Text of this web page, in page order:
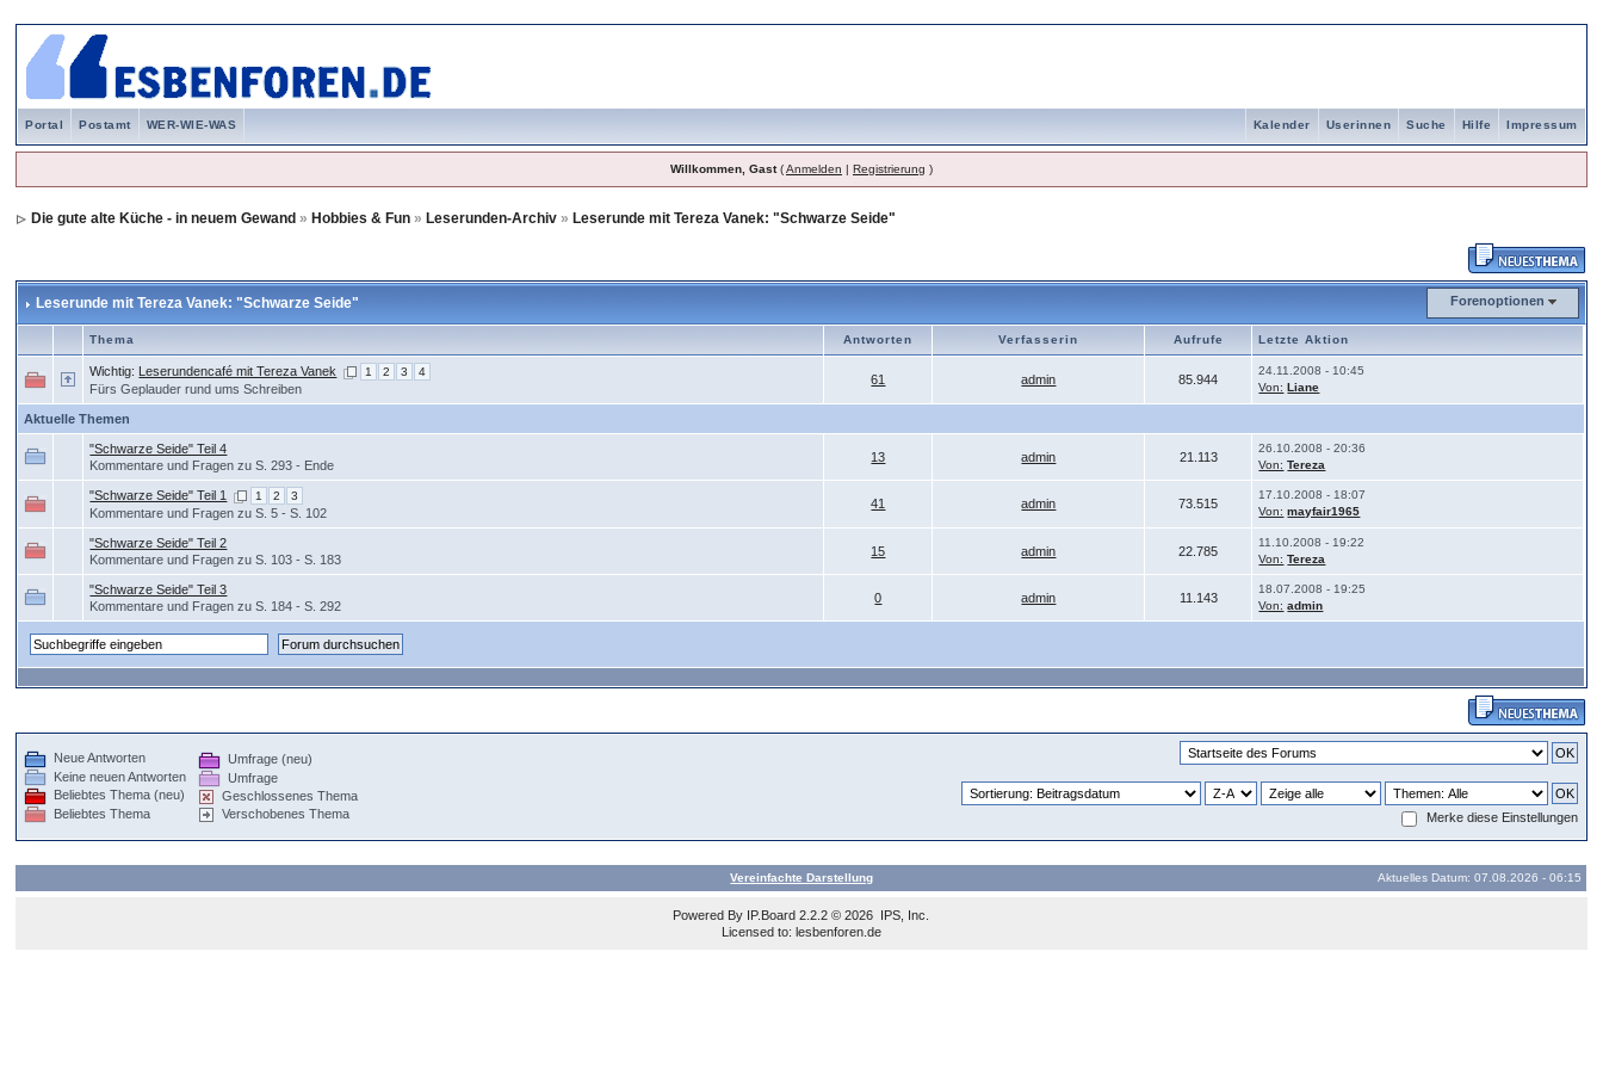
Portal Postamt WER-WIE-WAS Impressum
Hilfe
Suche
Userinnen
Kalender
Willkommen, Gast(Anmelden | Registrierung )
Die gute alte Küche - in neuem Gewand » Hobbies & Fun » Leserunden-Archiv » Leserunde mit Tereza Vanek: "Schwarze Seide"
Leserunde mit Tereza Vanek: "Schwarze Seide" Forenoptionen
Thema Antworten Verfasserin Aufrufe Letzte Aktion
Wichtig: Leserundencafé mit Tereza Vanek 1 2 3 4
Fürs Geplauder rund ums Schreiben
61 admin 85.944
24.11.2008 - 10:45
Von: Liane
Aktuelle Themen
"Schwarze Seide" Teil 4
Kommentare und Fragen zu S. 293 - Ende
13 admin 21.113
26.10.2008 - 20:36
Von: Tereza
"Schwarze Seide" Teil 1 1 2 3
Kommentare und Fragen zu S. 5 - S. 102
41 admin 73.515
17.10.2008 - 18:07
Von: mayfair1965
"Schwarze Seide" Teil 2
Kommentare und Fragen zu S. 103 - S. 183
15 admin 22.785
11.10.2008 - 19:22
Von: Tereza
"Schwarze Seide" Teil 3
Kommentare und Fragen zu S. 184 - S. 292
0 admin 11.143
18.07.2008 - 19:25
Von: admin
Neue Antworten
Keine neuen Antworten
Beliebtes Thema (neu)
Beliebtes Thema
Umfrage (neu)
Umfrage
Geschlossenes Thema
Verschobenes Thema
Merke diese Einstellungen
Vereinfachte Darstellung Aktuelles Datum: 07.08.2026 - 06:15
Powered By IP.Board 2.2.2 © 2026 IPS, Inc
Licensed to: lesbenforen.de